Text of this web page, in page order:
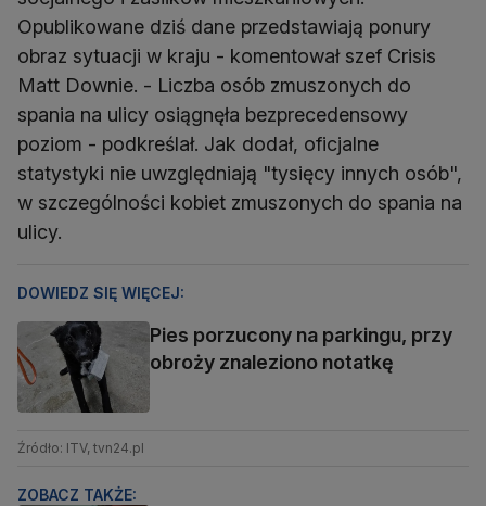
Opublikowane dziś dane przedstawiają ponury
obraz sytuacji w kraju - komentował szef Crisis
Matt Downie. - Liczba osób zmuszonych do
spania na ulicy osiągnęła bezprecedensowy
poziom - podkreślał. Jak dodał, oficjalne
statystyki nie uwzględniają "tysięcy innych osób",
w szczególności kobiet zmuszonych do spania na
ulicy.
DOWIEDZ SIĘ WIĘCEJ:
Pies porzucony na parkingu, przy
obroży znaleziono notatkę
Źródło: ITV, tvn24.pl
ZOBACZ TAKŻE: